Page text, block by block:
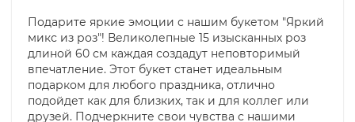
Подарите яркие эмоции с нашим букетом "Яркий
микс из роз"! Великолепные 15 изысканных роз
длиной 60 см каждая создадут неповторимый
впечатление. Этот букет станет идеальным
подарком для любого праздника, отлично
подойдет как для близких, так и для коллег или
друзей. Подчеркните свои чувства с нашими